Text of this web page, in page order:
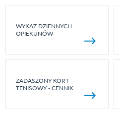
WYKAZ DZIENNYCH
OPIEKUNÓW
ZADASZONY KORT
TENISOWY - CENNIK